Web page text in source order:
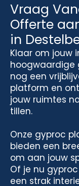
Vraag
Offerte
in
Klaar om jouw
hoogwaardige
nog een
platform en
jouw ruimtes
tillen.
Onze gyproc
bieden een
om aan jouw
Of je nu
een strak